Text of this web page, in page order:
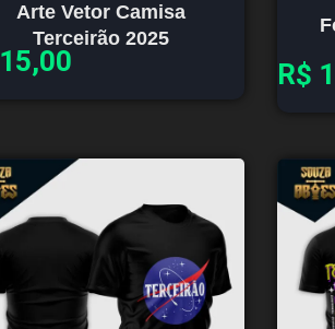
Arte Vetor Camisa
Terceirão 2025
15,00 R$